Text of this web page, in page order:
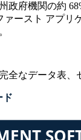
政府機関の約
ァースト アプ
完全なデータ表、
ド